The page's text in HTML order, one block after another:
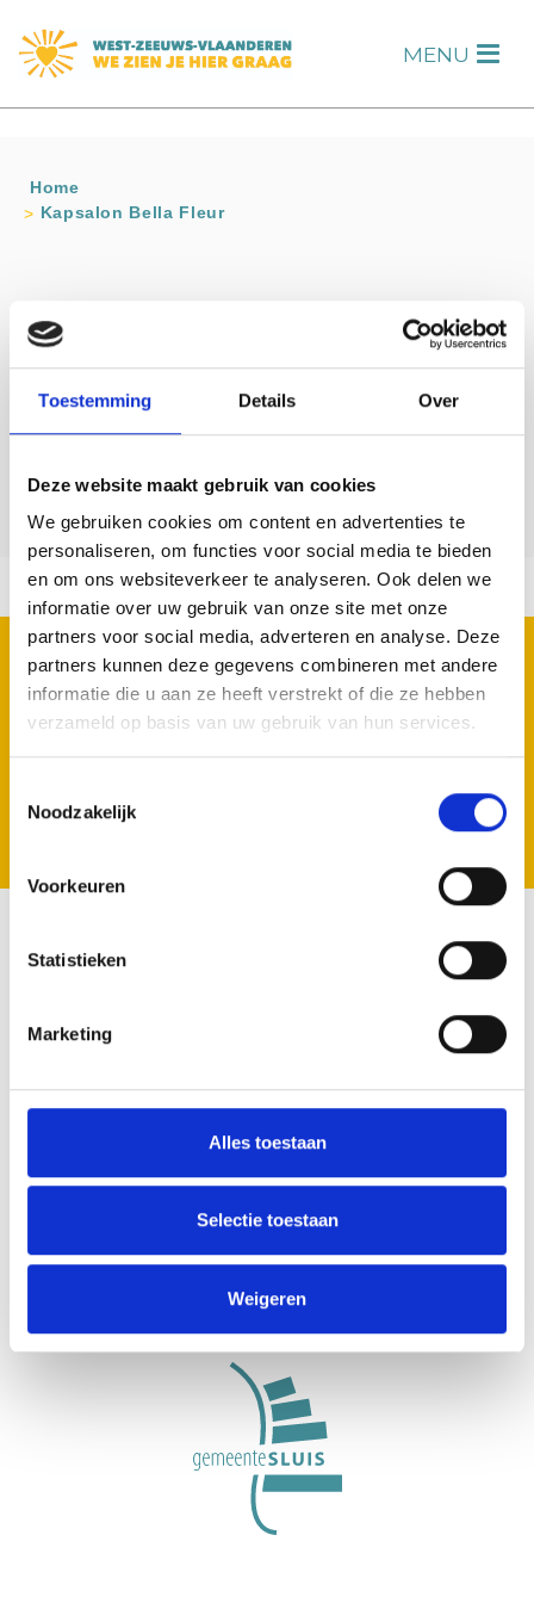
Toestemming Details Over
Deze website maakt gebruik van cookies
We gebruiken cookies om content en advertenties te
personaliseren, om functies voor social media te bieden
en om ons websiteverkeer te analyseren. Ook delen we
informatie over uw gebruik van onze site met onze
partners voor social media, adverteren en analyse. Deze
partners kunnen deze gegevens combineren met andere
informatie die u aan ze heeft verstrekt of die ze hebben
verzameld op basis van uw gebruik van hun services.
Noodzakelijk
Voorkeuren
Statistieken
Marketing
Alles toestaan
Selectie toestaan
Weigeren
MENU H
Home
Kapsalon Bella Fleur
Kapsalon Bella Fleur
06-46517317
Bezoek website
REGISTRIEREN SIE SICH FÜR UNSERE
NEWSLETTER
Geen zorgen we spammen niet.
VisitZeeuwsVlaanderen.nl ist eine Initiative der
organisation für regionale Werbung und
Gastfreundschaft in der Gemeinde Sluis.